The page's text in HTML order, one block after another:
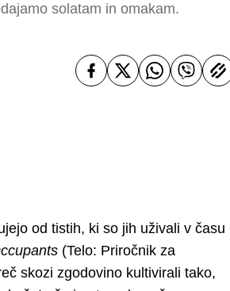
solatam in omakam.
od tistih, ki so jih uživali v času
(Telo: Priročnik za
skozi zgodovino kultivirali tako,